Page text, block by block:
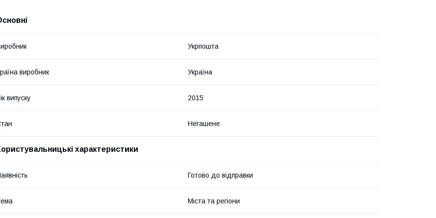
Укрпошта
виробник Україна
випуску 2015
Негашене
характеристики
Готово до відправки
Міста та регіони